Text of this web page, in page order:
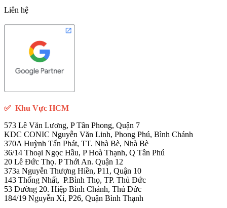
Liên hệ
✅ Khu Vực HCM
573 Lê Văn Lương, P Tân Phong, Quận 7
KDC CONIC Nguyễn Văn Linh, Phong Phú, Bình Chánh
370A Huỳnh Tấn Phát, TT. Nhà Bè, Nhà Bè
36/14 Thoại Ngọc Hầu, P Hoà Thạnh, Q Tân Phú
20 Lê Đức Thọ. P Thới An. Quận 12
373a Nguyễn Thượng Hiền, P11, Quận 10
143 Thống Nhất, P.Bình Thọ, TP. Thủ Đức
53 Đường 20. Hiệp Bình Chánh, Thủ Đức
184/19 Nguyễn Xí, P26, Quận Bình Thạnh